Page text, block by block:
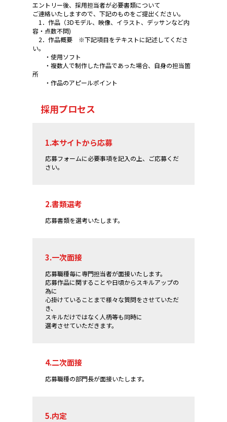
エントリー後、採用担当者が必要書類について
ご連絡いたしますので、下記のものをご提出ください。
1．作品（3Dモデル、映像、イラスト、デッサンなど内
容・点数不問)
2．作品概要 ※下記項目をテキストに記述してくださ
い。
・使用ソフト
・複数人で制作した作品であった場合、自身の担当箇
所
・作品のアピールポイント
採用プロセス
1.本サイトから応募
応募フォームに必要事項を記入の上、ご応募くだ
さい。
2.書類選考
応募書類を選考いたします。
3.一次面接
応募職種毎に専門担当者が面接いたします。
応募作品に関することや日頃からスキルアップの
為に
心掛けていることまで様々な質問をさせていただ
き、
スキルだけではなく人柄等も同時に
選考させていただきます。
4.二次面接
応募職種の部門長が面接いたします。
5.内定